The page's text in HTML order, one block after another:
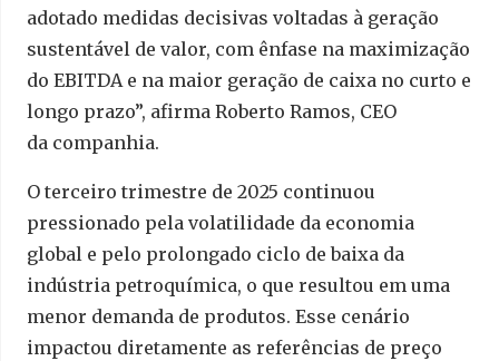
adotado medidas decisivas voltadas à geração
sustentável de valor, com ênfase na maximização
do EBITDA e na maior geração de caixa no curto e
longo prazo”, afirma Roberto Ramos, CEO
da companhia.
O terceiro trimestre de 2025 continuou
pressionado pela volatilidade da economia
global e pelo prolongado ciclo de baixa da
indústria petroquímica, o que resultou em uma
menor demanda de produtos. Esse cenário
impactou diretamente as referências de preço